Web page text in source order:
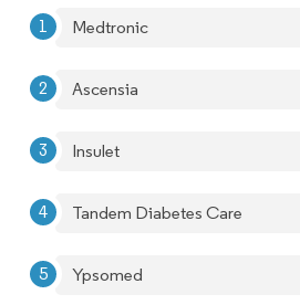
Medtronic
Ascensia
Insulet
Tandem Diabetes Care
Ypsomed